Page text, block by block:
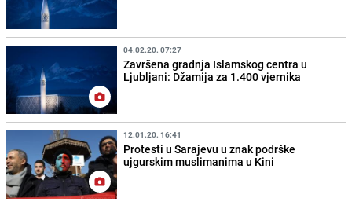
04.02.20. 07:27
Završena gradnja Islamskog centra u
Ljubljani: Džamija za 1.400 vjernika
12.01.20. 16:41
Protesti u Sarajevu u znak podrške
ujgurskim muslimanima u Kini